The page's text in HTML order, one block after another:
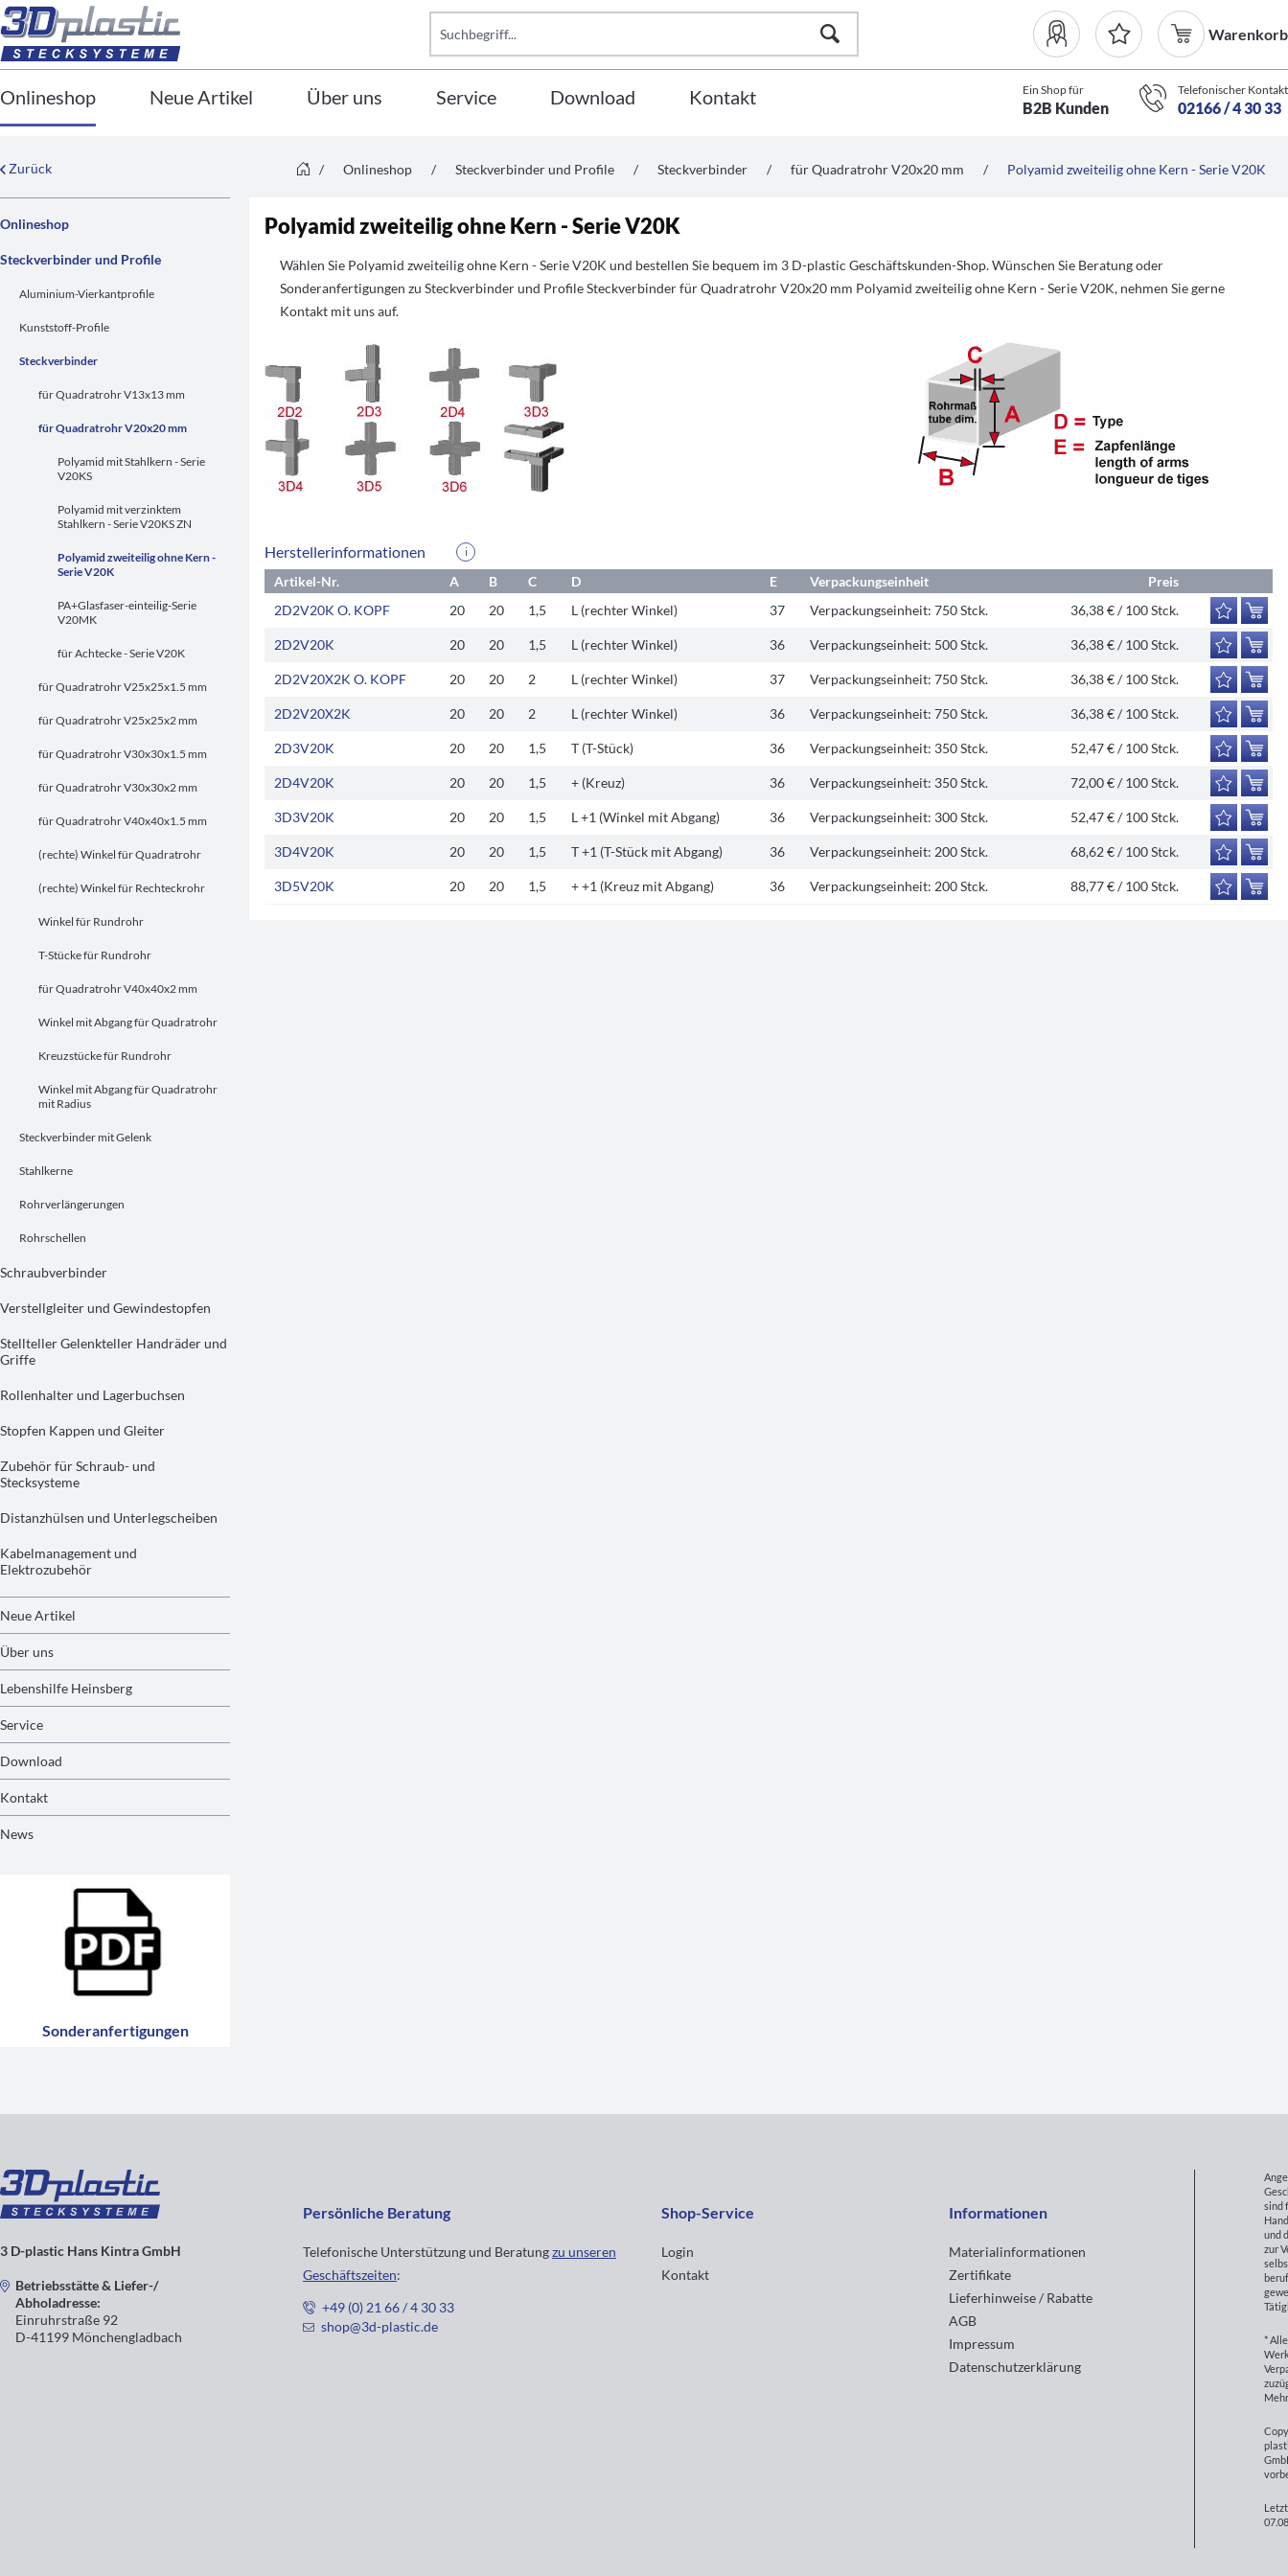
Warenkorb
Onlineshop Neue Artikel Über uns Service Download Kontakt Ein Shop für
B2B Kunden
Telefonischer Kontakt
02166 / 4 30 33
Zurück / Onlineshop / Steckverbinder und Profile / Steckverbinder / für Quadratrohr V20x20 mm / Polyamid zweiteilig ohne Kern - Serie V20K
Onlineshop
Steckverbinder und Profile
Aluminium-Vierkantprofile
Kunststoff-Profile
Steckverbinder
für Quadratrohr V13x13 mm
für Quadratrohr V20x20 mm
Polyamid mit Stahlkern - Serie
V20KS
Polyamid mit verzinktem
Stahlkern - Serie V20KS ZN
Polyamid zweiteilig ohne Kern -
Serie V20K
PA+Glasfaser-einteilig-Serie
V20MK
für Achtecke - Serie V20K
für Quadratrohr V25x25x1.5 mm
für Quadratrohr V25x25x2 mm
für Quadratrohr V30x30x1.5 mm
für Quadratrohr V30x30x2 mm
für Quadratrohr V40x40x1.5 mm
(rechte) Winkel für Quadratrohr
(rechte) Winkel für Rechteckrohr
Winkel für Rundrohr
T-Stücke für Rundrohr
für Quadratrohr V40x40x2 mm
Winkel mit Abgang für Quadratrohr
Kreuzstücke für Rundrohr
Winkel mit Abgang für Quadratrohr
mit Radius
Steckverbinder mit Gelenk
Stahlkerne
Rohrverlängerungen
Rohrschellen
Schraubverbinder
Verstellgleiter und Gewindestopfen
Stellteller Gelenkteller Handräder und
Griffe
Rollenhalter und Lagerbuchsen
Stopfen Kappen und Gleiter
Zubehör für Schraub- und
Stecksysteme
Distanzhülsen und Unterlegscheiben
Kabelmanagement und
Elektrozubehör
Neue Artikel
Über uns
Lebenshilfe Heinsberg
Service
Download
Kontakt
News
Sonderanfertigungen
Polyamid zweiteilig ohne Kern - Serie V20K
Wählen Sie Polyamid zweiteilig ohne Kern - Serie V20K und bestellen Sie bequem im 3 D-plastic Geschäftskunden-Shop. Wünschen Sie Beratung oder
Sonderanfertigungen zu Steckverbinder und Profile Steckverbinder für Quadratrohr V20x20 mm Polyamid zweiteilig ohne Kern - Serie V20K, nehmen Sie gerne
Kontakt mit uns auf.
Herstellerinformationen i
Artikel-Nr. A B C D E Verpackungseinheit
Preis
2D2V20K O. KOPF
20 20 1,5 L (rechter Winkel) 37 Verpackungseinheit: 750 Stck. 36,38 € / 100 Stck.
2D2V20K 20 20 1,5 L (rechter Winkel) 36 Verpackungseinheit: 500 Stck. 36,38 € / 100 Stck.
2D2V20X2K O. KOPF 20 20 2 L (rechter Winkel) 37 Verpackungseinheit: 750 Stck. 36,38 € / 100 Stck.
2D2V20X2K 20 20 2 L (rechter Winkel) 36 Verpackungseinheit: 750 Stck. 36,38 € / 100 Stck.
2D3V20K 20 20 1,5 T (T-Stück) 36 Verpackungseinheit: 350 Stck. 52,47 € / 100 Stck.
2D4V20K 20 20 1,5 + (Kreuz) 36 Verpackungseinheit: 350 Stck. 72,00 € / 100 Stck.
3D3V20K 20 20 1,5 L +1 (Winkel mit Abgang) 36 Verpackungseinheit: 300 Stck. 52,47 € / 100 Stck.
3D4V20K 20 20 1,5 T +1 (T-Stück mit Abgang) 36 Verpackungseinheit: 200 Stck. 68,62 € / 100 Stck.
3D5V20K 20 20 1,5 + +1 (Kreuz mit Abgang) 36 Verpackungseinheit: 200 Stck. 88,77 € / 100 Stck.
3 D-plastic Hans Kintra GmbH
Betriebsstätte & Liefer-/
Abholadresse:
Einruhrstraße 92
D-41199 Mönchengladbach
Persönliche Beratung
Telefonische Unterstützung und Beratungzu unseren
Geschäftszeiten:
+49 (0) 21 66 / 4 30 33
shop@3d-plastic.de
Shop-Service
Login
Kontakt
Informationen
Materialinformationen
Zertifikate
Lieferhinweise / Rabatte
AGB
Impressum
Datenschutzerklärung
sind
und
zur
*